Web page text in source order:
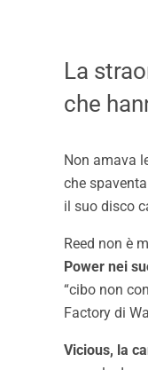
La
che
Non amava
che
il suo disco
Reed non è
Power nei
“cibo non
Factory di
Vicious, la